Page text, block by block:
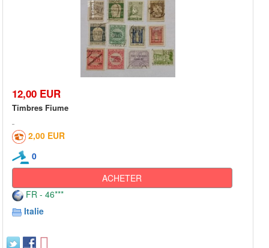
12,00 EUR
Timbres Fiume
2,00 EUR
0
ACHETER
FR - 46***
Italie